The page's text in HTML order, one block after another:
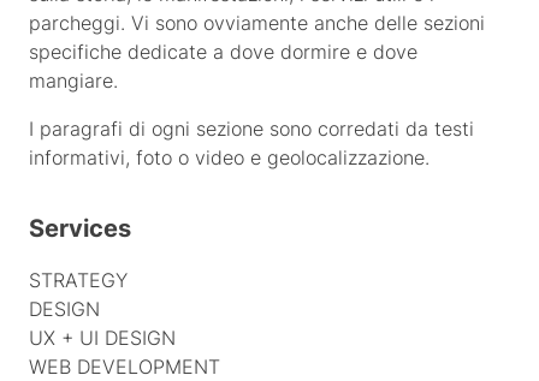
parcheggi. Vi sono ovviamente anche delle sezioni
specifiche dedicate a dove dormire e dove
mangiare.
I paragrafi di ogni sezione sono corredati da testi
informativi, foto o video e geolocalizzazione.
Services
STRATEGY
DESIGN
UX + UI DESIGN
WEB DEVELOPMENT